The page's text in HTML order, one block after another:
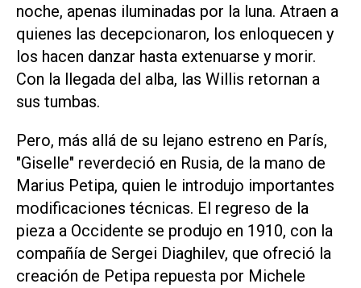
noche, apenas iluminadas por la luna. Atraen a
quienes las decepcionaron, los enloquecen y
los hacen danzar hasta extenuarse y morir.
Con la llegada del alba, las Willis retornan a
sus tumbas.
Pero, más allá de su lejano estreno en París,
"Giselle" reverdeció en Rusia, de la mano de
Marius Petipa, quien le introdujo importantes
modificaciones técnicas. El regreso de la
pieza a Occidente se produjo en 1910, con la
compañía de Sergei Diaghilev, que ofreció la
creación de Petipa repuesta por Michele